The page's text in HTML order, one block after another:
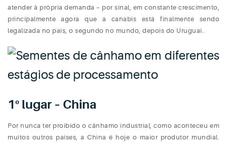
atender à própria demanda – por sinal, em constante crescimento,
principalmente agora que a canabis está finalmente sendo
legalizada no país, o segundo no mundo, depois do Uruguai.
1º lugar – China
Por nunca ter proibido o cânhamo industrial, como aconteceu em
muitos outros países, a China é hoje o maior produtor mundial.